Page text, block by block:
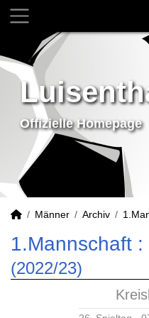
Offizielle Homepage
Männer Archiv
1.Mannschaft :
(2022/23)